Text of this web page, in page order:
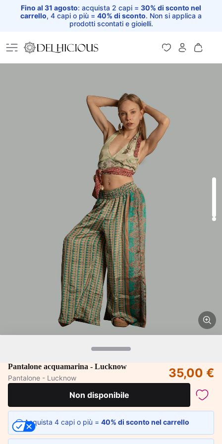
Fino al 31 agosto: acquista 2 capi = 30% di sconto nel
carrello, 4 capi o più = 40% di sconto. Non si applica a
prodotti scontati e gioielli.
Home
Pantalone acquamarina - Lucknow
Pantalone - Lucknow
35,00 €
Non disponibile
Acquista 4 capi o più = 40% di sconto nel carrello